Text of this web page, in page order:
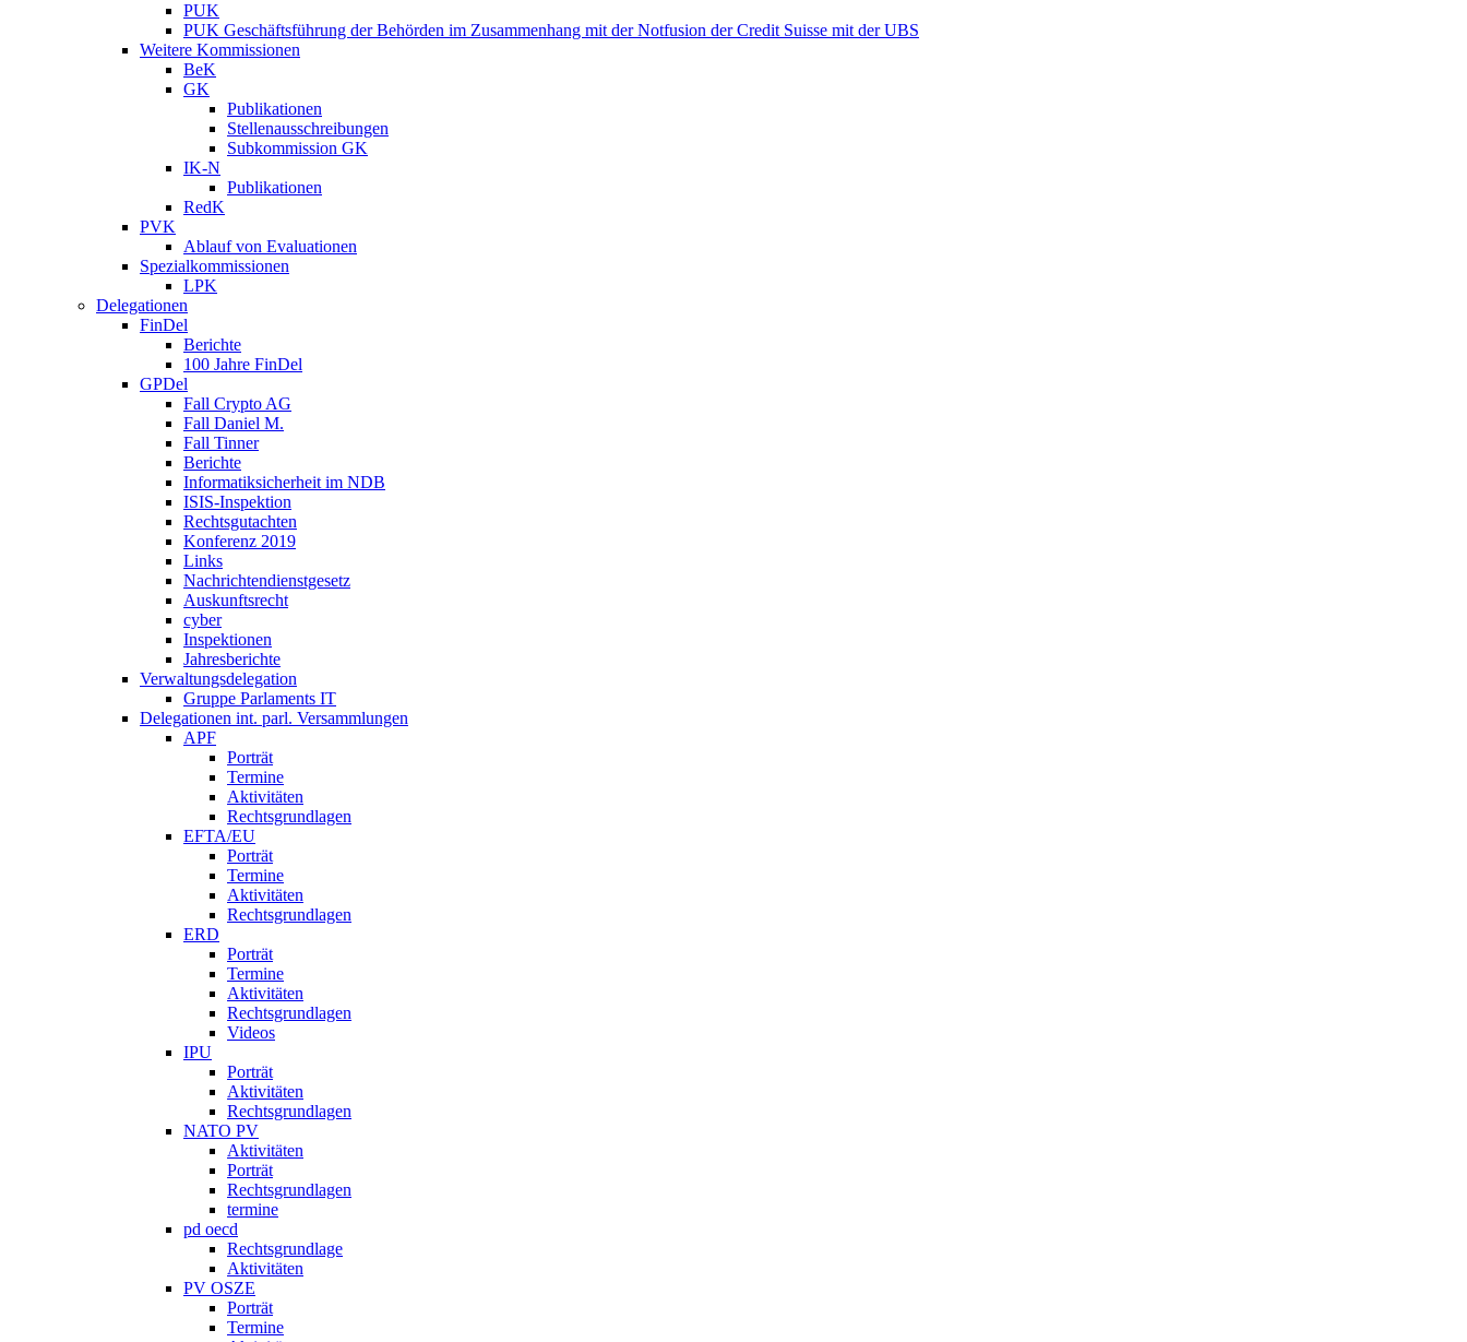
PUK
PUK Geschäftsführung der Behörden im Zusammenhang mit der Notfusion der Credit Suisse mit der UBS
Weitere Kommissionen
BeK
GK
Publikationen
Stellenausschreibungen
Subkommission GK
IK-N
Publikationen
RedK
PVK
Ablauf von Evaluationen
Spezialkommissionen
LPK
Delegationen
FinDel
Berichte
100 Jahre FinDel
GPDel
Fall Crypto AG
Fall Daniel M.
Fall Tinner
Berichte
Informatiksicherheit ­im NDB
ISIS-Inspektion
Rechtsgutachten
Konferenz 2019
Links
Nachrichtendienstgesetz
Auskunftsrecht
cyber
Inspektionen
Jahresberichte
Verwaltungsdelegation
Gruppe Parlaments IT
Delegationen int. parl. Versammlungen
APF
Porträt
Termine
Aktivitäten
Rechtsgrundlagen
EFTA/EU
Porträt
Termine
Aktivitäten
Rechtsgrundlagen
ERD
Porträt
Termine
Aktivitäten
Rechtsgrundlagen
Videos
IPU
Porträt
Aktivitäten
Rechtsgrundlagen
NATO PV
Aktivitäten
Porträt
Rechtsgrundlagen
termine
pd oecd
Rechtsgrundlage
Aktivitäten
PV OSZE
Porträt
Termine